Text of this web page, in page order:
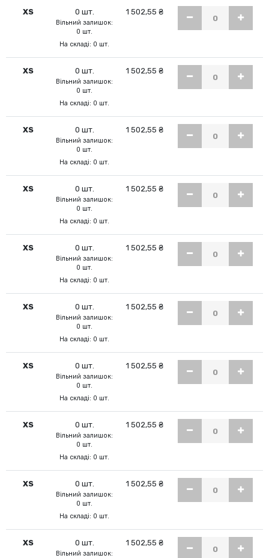
XS 0 шт.
Вільний залишок:
0 шт.
На складі: 0 шт.
1 502,55 ₴
XS 0 шт.
Вільний залишок:
0 шт.
На складі: 0 шт.
1 502,55 ₴
XS 0 шт.
Вільний залишок:
0 шт.
На складі: 0 шт.
1 502,55 ₴
XS 0 шт.
Вільний залишок:
0 шт.
На складі: 0 шт.
1 502,55 ₴
XS 0 шт.
Вільний залишок:
0 шт.
На складі: 0 шт.
1 502,55 ₴
XS 0 шт.
Вільний залишок:
0 шт.
На складі: 0 шт.
1 502,55 ₴
XS 0 шт.
Вільний залишок:
0 шт.
На складі: 0 шт.
1 502,55 ₴
XS 0 шт.
Вільний залишок:
0 шт.
На складі: 0 шт.
1 502,55 ₴
XS 0 шт.
Вільний залишок:
0 шт.
На складі: 0 шт.
1 502,55 ₴
XS 0 шт.
Вільний залишок:
1 502,55 ₴